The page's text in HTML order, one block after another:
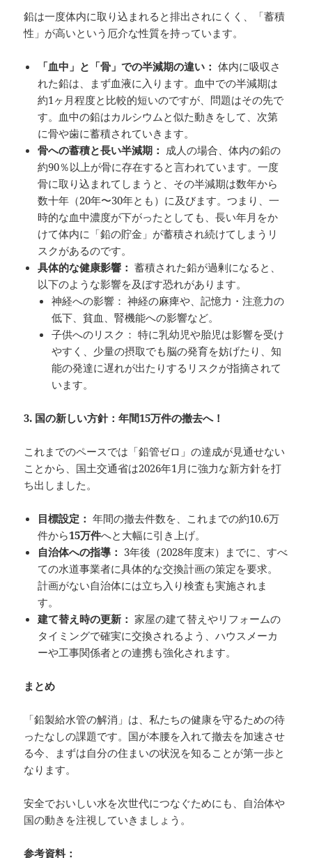
鉛は一度体内に取り込まれると排出されにくく、「蓄積
性」が高いという厄介な性質を持っています。
「血中」と「骨」での半減期の違い： 体内に吸収さ
れた鉛は、まず血液に入ります。血中での半減期は
約1ヶ月程度と比較的短いのですが、問題はその先で
す。血中の鉛はカルシウムと似た動きをして、次第
に骨や歯に蓄積されていきます。
骨への蓄積と長い半減期： 成人の場合、体内の鉛の
約90％以上が骨に存在すると言われています。一度
骨に取り込まれてしまうと、その半減期は数年から
数十年（20年〜30年とも）に及びます。つまり、一
時的な血中濃度が下がったとしても、長い年月をか
けて体内に「鉛の貯金」が蓄積され続けてしまうリ
スクがあるのです。
具体的な健康影響： 蓄積された鉛が過剰になると、
以下のような影響を及ぼす恐れがあります。
神経への影響： 神経の麻痺や、記憶力・注意力の
低下、貧血、腎機能への影響など。
子供へのリスク： 特に乳幼児や胎児は影響を受け
やすく、少量の摂取でも脳の発育を妨げたり、知
能の発達に遅れが出たりするリスクが指摘されて
います。
3. 国の新しい方針：年間15万件の撤去へ！
これまでのペースでは「鉛管ゼロ」の達成が見通せない
ことから、国土交通省は2026年1月に強力な新方針を打
ち出しました。
目標設定： 年間の撤去件数を、これまでの約10.6万
件から15万件へと大幅に引き上げ。
自治体への指導： 3年後（2028年度末）までに、すべ
ての水道事業者に具体的な交換計画の策定を要求。
計画がない自治体には立ち入り検査も実施されま
す。
建て替え時の更新： 家屋の建て替えやリフォームの
タイミングで確実に交換されるよう、ハウスメーカ
ーや工事関係者との連携も強化されます。
まとめ
「鉛製給水管の解消」は、私たちの健康を守るための待
ったなしの課題です。国が本腰を入れて撤去を加速させ
る今、まずは自分の住まいの状況を知ることが第一歩と
なります。
安全でおいしい水を次世代につなぐためにも、自治体や
国の動きを注視していきましょう。
参考資料：